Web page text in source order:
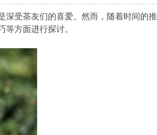
受茶友们的喜爱。然而，随着时间的
方面进行探讨。